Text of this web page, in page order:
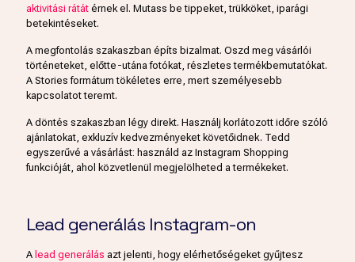
aktivitási rátát érnek el. Mutass be tippeket, trükköket, iparági
betekintéseket.
A megfontolás szakaszban építs bizalmat. Oszd meg vásárlói
történeteket, előtte-utána fotókat, részletes termékbemutatókat.
A Stories formátum tökéletes erre, mert személyesebb
kapcsolatot teremt.
A döntés szakaszban légy direkt. Használj korlátozott időre szóló
ajánlatokat, exkluzív kedvezményeket követőidnek. Tedd
egyszerűvé a vásárlást: használd az Instagram Shopping
funkcióját, ahol közvetlenül megjelölheted a termékeket.
Lead generálás Instagram-on
A lead generálás azt jelenti, hogy elérhetőségeket gyűjtesz